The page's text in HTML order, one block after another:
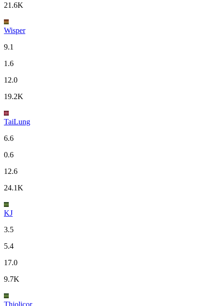
21.6K
Wisper
9.1
1.6
12.0
19.2K
TaiLung
6.6
0.6
12.6
24.1K
KJ
3.5
5.4
17.0
9.7K
Thiolicor